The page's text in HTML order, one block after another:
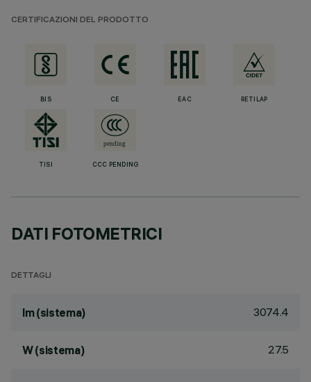
CERTIFICAZIONI DEL PRODOTTO
BIS CE EAC RETILAP
TISI CCC PENDING
DATI FOTOMETRICI
DETTAGLI
lm (sistema) 3074.4
W (sistema) 27.5